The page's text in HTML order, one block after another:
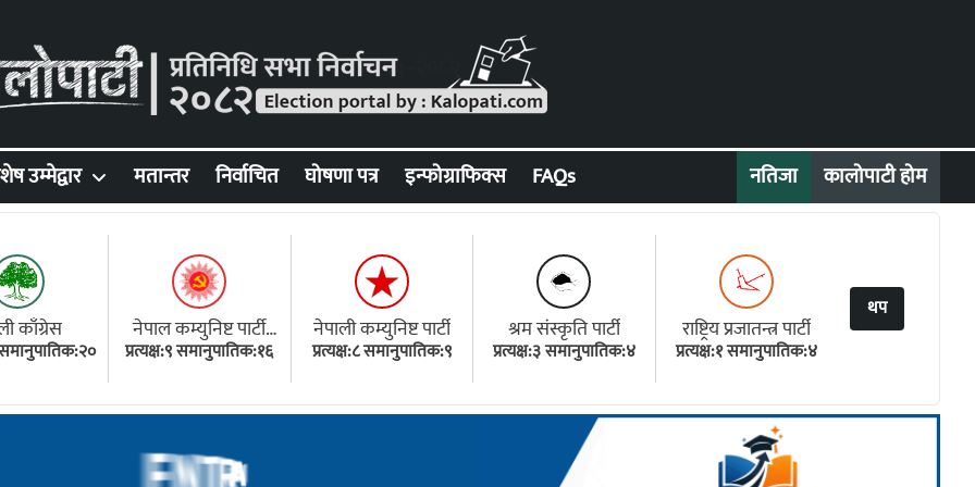
नतिजा कालोपाटी होम
उम्मेद्वार मतान्तर निर्वाचित घोषणा पत्र इन्फोग्राफिक्स FAQs
काँग्रेस
समानुपातिक:२०
नेपाल कम्युनिष्ट पार्टी
(एमाले)
प्रत्यक्ष:९ समानुपातिक:१६
नेपाली कम्युनिष्ट पार्टी
प्रत्यक्ष:८ समानुपातिक:९
श्रम संस्कृति पार्टी
प्रत्यक्ष:३ समानुपातिक:४
राष्ट्रिय प्रजातन्त्र पार्टी
प्रत्यक्ष:१ समानुपातिक:४
थप